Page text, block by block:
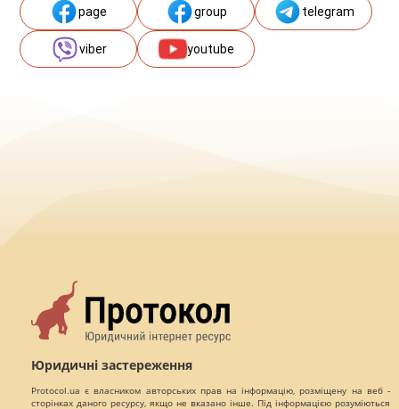
page group telegram
viber youtube
Юридичні застереження
Protocol.ua є власником авторських прав на інформацію, розміщену на веб -
сторінках даного ресурсу, якщо не вказано інше. Під інформацією розуміються